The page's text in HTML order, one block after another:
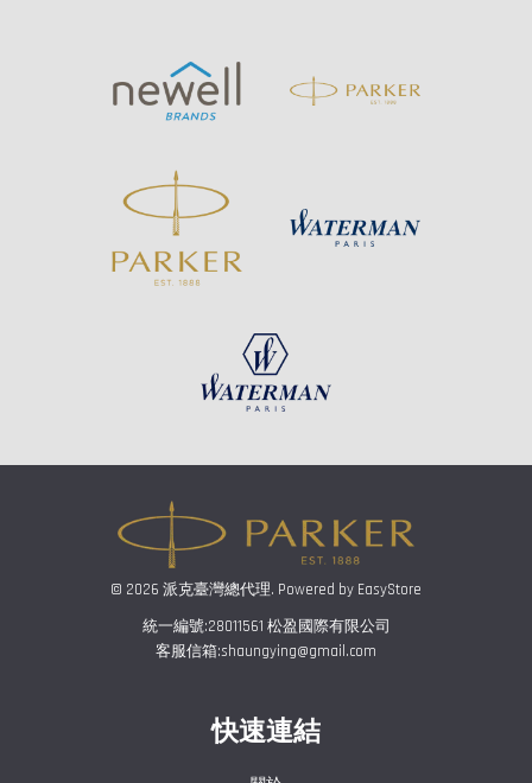
© 2026 派克臺灣總代理. Powered by EasyStore
統一編號:28011561 松盈國際有限公司
客服信箱:shaungying@gmail.com
快速連結